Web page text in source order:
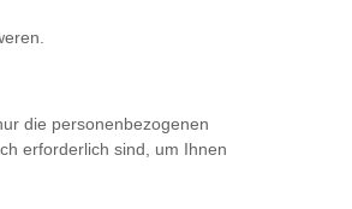
die personenbezogenen
erforderlich sind, um Ihnen